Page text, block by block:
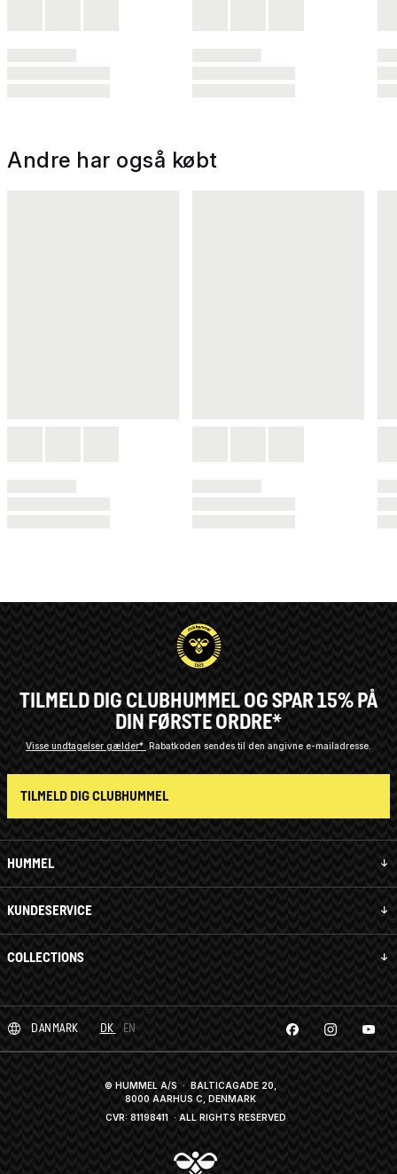
Andre har også købt
HUMMEL
KUNDESERVICE
COLLECTIONS
TILMELD DIG CLUBHUMMEL OG SPAR 15% PÅ
DIN FØRSTE ORDRE*
Visse undtagelser gælder* Rabatkoden sendes til den angivne e-mailadresse.
TILMELD DIG CLUBHUMMEL
DANMARK DK EN
© HUMMEL A/S · BALTICAGADE 20,
8000 AARHUS C, DENMARK
CVR: 81198411· ALL RIGHTS RESERVED